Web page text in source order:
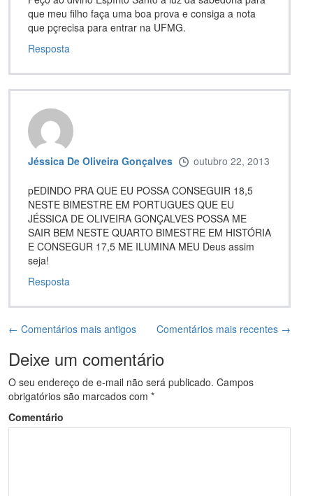
que meu filho faça uma boa prova e consiga a nota
que pçrecisa para entrar na UFMG.
Resposta
Jéssica De Oliveira Gonçalves outubro 22, 2013
pEDINDO PRA QUE EU POSSA CONSEGUIR 18,5
NESTE BIMESTRE EM PORTUGUES QUE EU
JÉSSICA DE OLIVEIRA GONÇALVES POSSA ME
SAIR BEM NESTE QUARTO BIMESTRE EM HISTÓRIA
E CONSEGUR 17,5 ME ILUMINA MEU Deus assim
seja!
Resposta
← Comentários mais antigos Comentários mais recentes →
Deixe um comentário
O seu endereço de e-mail não será publicado. Campos
obrigatórios são marcados com *
Comentário